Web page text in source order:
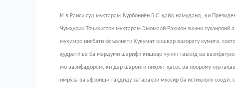
И.в Раиси суд муҳтарам Ќурбониён Б.С. қайд намуданд, ки
Ҷумҳурии Тоҷикистон муҳтарам Эмомалӣ Раҳмон зимни суханронӣ
муҳимро нисбати фаъолияти Ҳукумат кишвар вазорату кумита,
қудратӣ ва ба мардуми шарифи кишвар чунин таъкид ва
мо вазифадорем, ки дар шароити ниҳоят ҳасос ва ноорому
имрӯза ва афзоиши таҳдиду хатараҳои муосир ба истиқлолу озодӣ,